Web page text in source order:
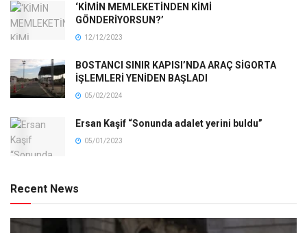
‘KİMİN MEMLEKETİNDEN KİMİ
GÖNDERİYORSUN?’
12/12/2023
BOSTANCI SINIR KAPISI’NDA ARAÇ SİGORTA
İŞLEMLERİ YENİDEN BAŞLADI
05/02/2024
Ersan Kaşif “Sonunda adalet yerini buldu”
05/01/2023
Recent News